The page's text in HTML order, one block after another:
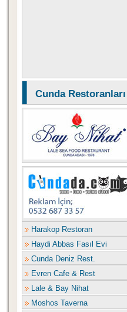
Cunda Restoranları
Harakop Restoran
Haydi Abbas Fasıl Evi
Cunda Deniz Rest.
Evren Cafe & Rest
Lale & Bay Nihat
Moshos Taverna